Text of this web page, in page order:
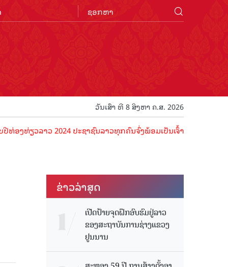
ວັນເສົາ ທີ 8 ສິງຫາ ຄ.ສ. 2026
າວ 2024 ປະຊາຊົນລາວທຸກຄົນຈົ່ງພ້ອມເປັນເຈົ້າພາບທີ່ດີ ຕ້ອນຮັບນັກທ່ອ
ຂ່າວ​ລ່າ​ສຸດ
ເປີດປ້າຍຈຸດຝຶກອົບຮົມຢູ່ລາວ
ຂອງສະຖາບັນການຊ່າງແຂວງ
ຢູນນານ